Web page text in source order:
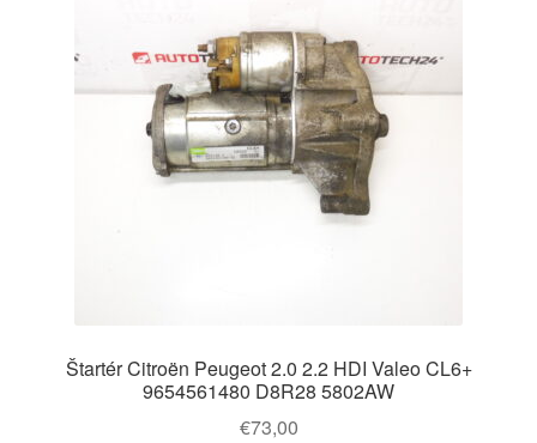
Štartér Citroën Peugeot 2.0 2.2 HDI Valeo CL6+
9654561480 D8R28 5802AW
€73,00